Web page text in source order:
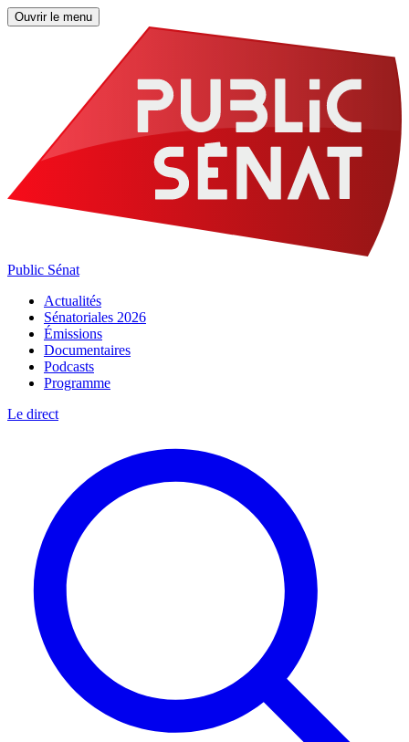
Ouvrir le menu
Public Sénat
Actualités
Sénatoriales 2026
Émissions
Documentaires
Podcasts
Programme
Le direct